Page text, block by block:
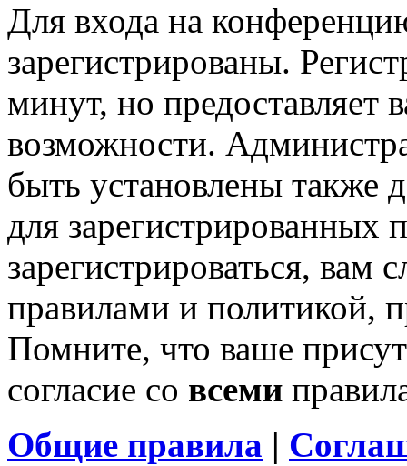
Для входа на
зарегистрированы.
минут, но предоставляет
возможности.
быть установлены также
для зарегистрированных
зарегистрироваться, вам
правилами и политикой,
Помните, что ваше
согласие со всеми
Общие правила |